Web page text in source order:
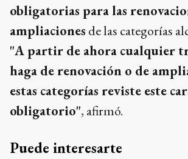
obligatorias para las
ampliaciones de las categorías
"A partir de ahora cualquier
haga de renovación o de
estas categorías reviste este
obligatorio", afirmó.
Puede interesarte